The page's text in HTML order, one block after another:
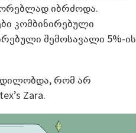
იბრძოდა.
კომბინირებული
შემოსავალი 5%-ის
რომ არ
Zara.